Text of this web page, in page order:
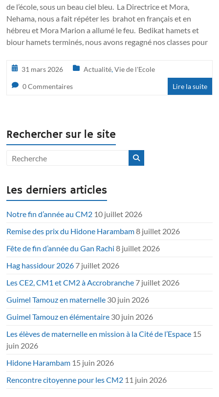
de l’école, sous un beau ciel bleu. La Directrice et Mora,
Nehama, nous a fait répéter les brahot en français et en
hébreu et Mora Marion a allumé le feu. Bedikat hamets et
biour hamets terminés, nous avons regagné nos classes pour
31 mars 2026 Actualité,Vie de l'Ecole
0 Commentaires Lire la suite
Rechercher sur le site
Les derniers articles
Notre fin d’année au CM2 10 juillet 2026
Remise des prix du Hidone Harambam8 juillet 2026
Fête de fin d’année du Gan Rachi 8 juillet 2026
Hag hassidour 2026 7 juillet 2026
Les CE2, CM1 et CM2 à Accrobranche 7 juillet 2026
Guimel Tamouz en maternelle 30 juin 2026
Guimel Tamouz en élémentaire 30 juin 2026
Les élèves de maternelle en mission à la Cité de l’Espace 15
juin 2026
Hidone Harambam 15 juin 2026
Rencontre citoyenne pour les CM2 11 juin 2026